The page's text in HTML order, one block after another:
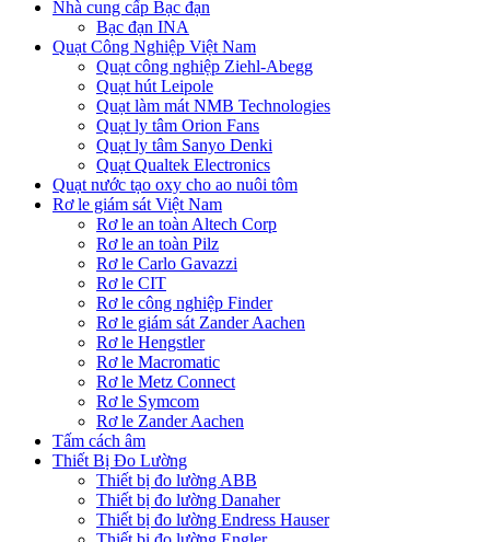
Nhà cung cấp Bạc đạn
Bạc đạn INA
Quạt Công Nghiệp Việt Nam
Quạt công nghiệp Ziehl-Abegg
Quạt hút Leipole
Quạt làm mát NMB Technologies
Quạt ly tâm Orion Fans
Quạt ly tâm Sanyo Denki
Quạt Qualtek Electronics
Quạt nước tạo oxy cho ao nuôi tôm
Rơ le giám sát Việt Nam
Rơ le an toàn Altech Corp
Rơ le an toàn Pilz
Rơ le Carlo Gavazzi
Rơ le CIT
Rơ le công nghiệp Finder
Rơ le giám sát Zander Aachen
Rơ le Hengstler
Rơ le Macromatic
Rơ le Metz Connect
Rơ le Symcom
Rơ le Zander Aachen
Tấm cách âm
Thiết Bị Đo Lường
Thiết bị đo lường ABB
Thiết bị đo lường Danaher
Thiết bị đo lường Endress Hauser